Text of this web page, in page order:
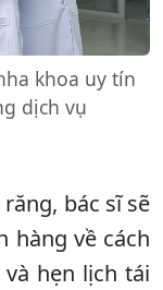
khoa uy tín
dịch vụ
bác sĩ sẽ
hàng về cách
hẹn lịch tái